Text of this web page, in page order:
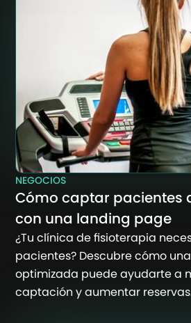
NEGOCIOS
Cómo captar pacientes
con una landing page
¿Tu clínica de fisioterapia
pacientes? Descubre cómo
optimizada puede ayudarte a
captación y aumentar